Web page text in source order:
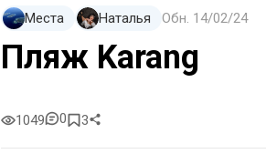
Места Наталья Обн. 14/02/24
Пляж Karang
1049 0 3